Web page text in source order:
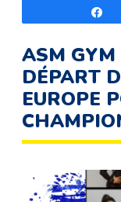
ASM GYM
DÉPART
EUROPE